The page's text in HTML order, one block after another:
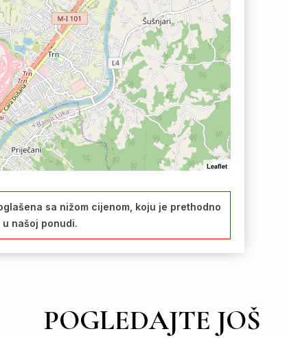
Leaflet
sa nižom cijenom, koju je prethodno
našoj ponudi.
POGLEDAJTE JOŠ